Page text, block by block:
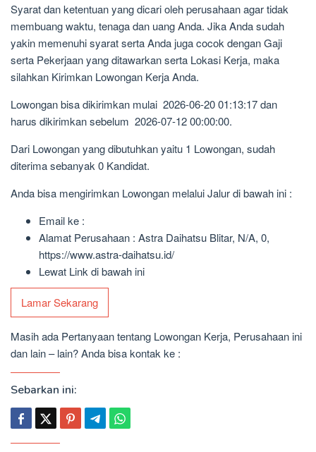
Syarat dan ketentuan yang dicari oleh perusahaan agar tidak
membuang waktu, tenaga dan uang Anda. Jika Anda sudah
yakin memenuhi syarat serta Anda juga cocok dengan Gaji
serta Pekerjaan yang ditawarkan serta Lokasi Kerja, maka
silahkan Kirimkan Lowongan Kerja Anda.
Lowongan bisa dikirimkan mulai 2026-06-20 01:13:17 dan
harus dikirimkan sebelum 2026-07-12 00:00:00.
Dari Lowongan yang dibutuhkan yaitu 1 Lowongan, sudah
diterima sebanyak 0 Kandidat.
Anda bisa mengirimkan Lowongan melalui Jalur di bawah ini :
Email ke :
Alamat Perusahaan : Astra Daihatsu Blitar, N/A, 0,
https://www.astra-daihatsu.id/
Lewat Link di bawah ini
Lamar Sekarang
Masih ada Pertanyaan tentang Lowongan Kerja, Perusahaan ini
dan lain – lain? Anda bisa kontak ke :
Sebarkan ini: